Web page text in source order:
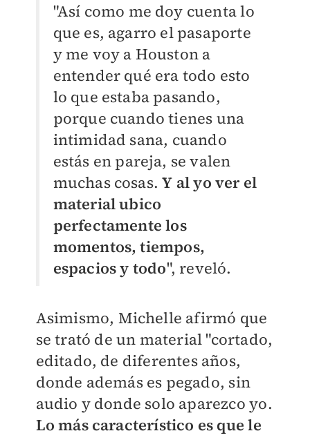
"Así como me doy cuenta lo
que es, agarro el pasaporte
y me voy a Houston a
entender qué era todo esto
lo que estaba pasando,
porque cuando tienes una
intimidad sana, cuando
estás en pareja, se valen
muchas cosas.Y al yo ver el
material ubico
perfectamente los
momentos, tiempos,
espacios y todo", reveló.
Asimismo, Michelle afirmó que
se trató de un material "cortado,
editado, de diferentes años,
donde además es pegado, sin
audio y donde solo aparezco yo.
Lo más característico es que le